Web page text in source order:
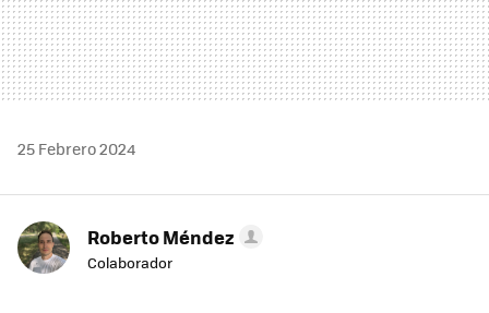
25 Febrero 2024
Roberto Méndez
Colaborador